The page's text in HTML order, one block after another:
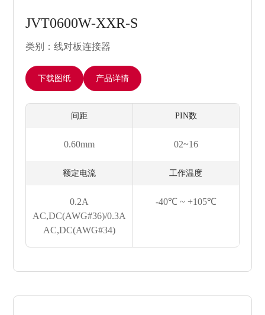
JVT0600W-XXR-S
类别：线对板连接器
下载图纸 产品详情
间距
0.60mm
PIN数
02~16
额定电流
0.2A
AC,DC(AWG#36)/0.3A
AC,DC(AWG#34)
工作温度
-40℃ ~ +105℃